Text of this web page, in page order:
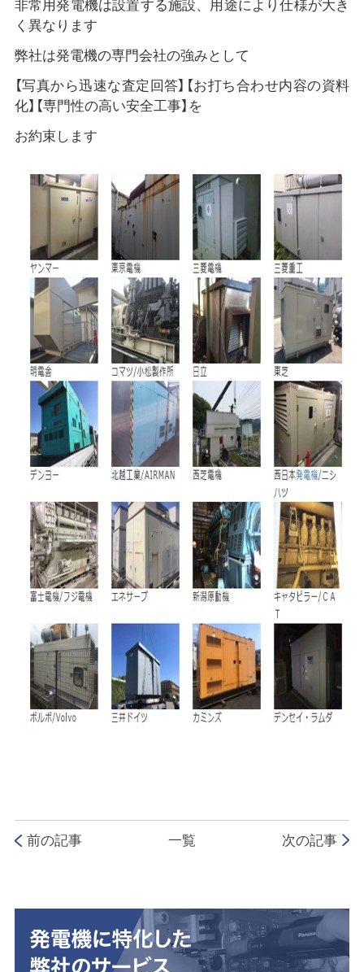
非常用発電機は設置する施設、用途により仕様が大き
く異なります
弊社は発電機の専門会社の強みとして
【写真から迅速な査定回答】【お打ち合わせ内容の資料
化】【専門性の高い安全工事】を
お約束します
前の記事 一覧 次の記事